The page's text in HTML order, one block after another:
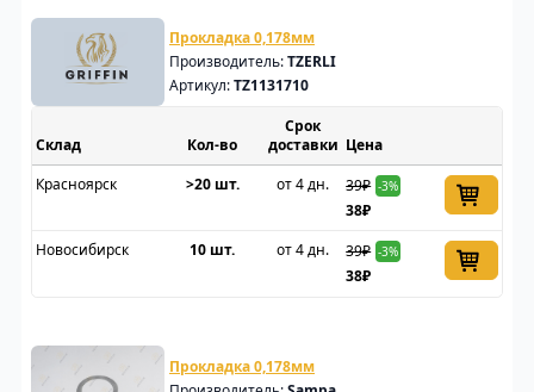
Прокладка 0,178мм
Производитель:TZERLI
Артикул:TZ1131710
Склад
Срок
доставки Цена
Красноярск
>20 шт. от 4 дн. 39₽ -3%
38₽
Новосибирск
10 шт. от 4 дн. 39₽ -3%
38₽
Прокладка 0,178мм